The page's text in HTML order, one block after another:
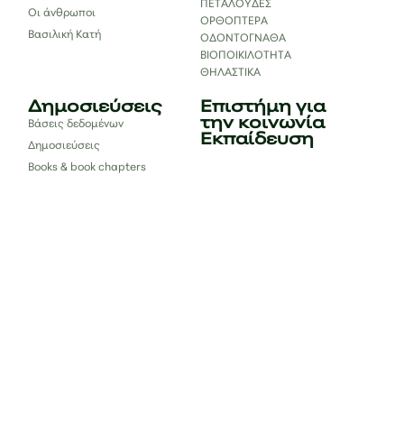
Οι άνθρωποι
Βασιλική Κατή
ΠΕΤΑΛΟΥΔΕΣ
ΟΡΘΟΠΤΕΡΑ
ΟΔΟΝΤΟΓΝΑΘΑ
ΒΙΟΠΟΙΚΙΛΟΤΗΤΑ
ΘΗΛΑΣΤΙΚΑ
Δημοσιεύσεις
Βάσεις δεδομένων
Δημοσιεύσεις
Books & book chapters
Επιστήμη για
την κοινωνία
Εκπαίδευση